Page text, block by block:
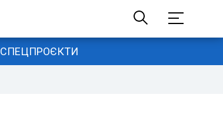
СПЕЦПРОЄКТИ